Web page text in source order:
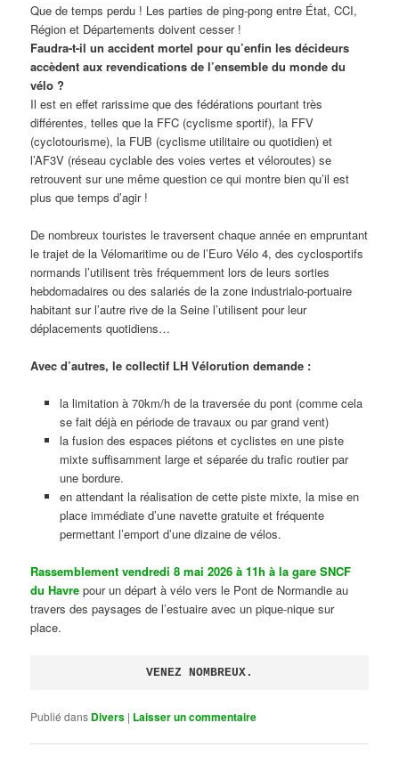
Que de temps perdu ! Les parties de ping-pong entre État, CCI,
Région et Départements doivent cesser !
Faudra-t-il un accident mortel pour qu’enfin les décideurs
accèdent aux revendications de l’ensemble du monde du
vélo ?
Il est en effet rarissime que des fédérations pourtant très
différentes, telles que la FFC (cyclisme sportif), la FFV
(cyclotourisme), la FUB (cyclisme utilitaire ou quotidien) et
l’AF3V (réseau cyclable des voies vertes et véloroutes) se
retrouvent sur une même question ce qui montre bien qu’il est
plus que temps d’agir !
De nombreux touristes le traversent chaque année en empruntant
le trajet de la Vélomaritime ou de l’Euro Vélo 4, des cyclosportifs
normands l’utilisent très fréquemment lors de leurs sorties
hebdomadaires ou des salariés de la zone industrialo-portuaire
habitant sur l’autre rive de la Seine l’utilisent pour leur
déplacements quotidiens…
Avec d’autres, le collectif LH Vélorution demande :
la limitation à 70km/h de la traversée du pont (comme cela
se fait déjà en période de travaux ou par grand vent)
la fusion des espaces piétons et cyclistes en une piste
mixte suffisamment large et séparée du trafic routier par
une bordure.
en attendant la réalisation de cette piste mixte, la mise en
place immédiate d’une navette gratuite et fréquente
permettant l’emport d’une dizaine de vélos.
Rassemblement vendredi 8 mai 2026 à 11h à la gare SNCF
du Havre pour un départ à vélo vers le Pont de Normandie au
travers des paysages de l’estuaire avec un pique-nique sur
place.
VENEZ NOMBREUX.
Publié dans Divers | Laisser un commentaire